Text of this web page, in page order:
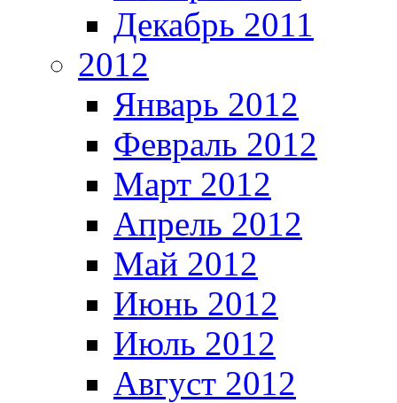
Декабрь 2011
2012
Январь 2012
Февраль 2012
Март 2012
Апрель 2012
Май 2012
Июнь 2012
Июль 2012
Август 2012